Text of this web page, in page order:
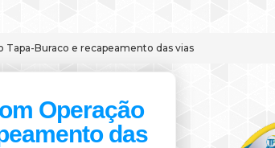
Tapa-Buraco e recapeamento das vias
Operação
das